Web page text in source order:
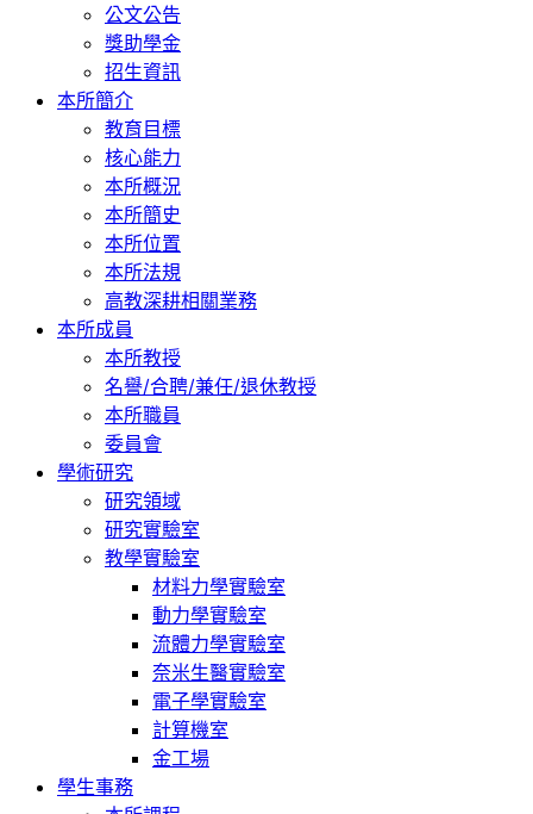
公文公告
獎助學金
招生資訊
本所簡介
教育目標
核心能力
本所概況
本所簡史
本所位置
本所法規
高教深耕相關業務
本所成員
本所教授
名譽/合聘/兼任/退休教授
本所職員
委員會
學術研究
研究領域
研究實驗室
教學實驗室
材料力學實驗室
動力學實驗室
流體力學實驗室
奈米生醫實驗室
電子學實驗室
計算機室
金工場
學生事務